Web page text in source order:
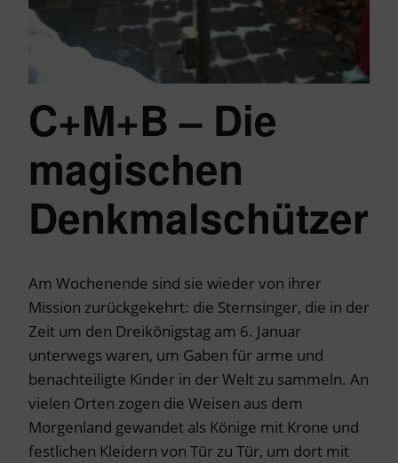
C+M+B – Die
magischen
Denkmalschützer
Am Wochenende sind sie wieder von ihrer
Mission zurückgekehrt: die Sternsinger, die in der
Zeit um den Dreikönigstag am 6. Januar
unterwegs waren, um Gaben für arme und
benachteiligte Kinder in der Welt zu sammeln. An
vielen Orten zogen die Weisen aus dem
Morgenland gewandet als Könige mit Krone und
festlichen Kleidern von Tür zu Tür, um dort mit